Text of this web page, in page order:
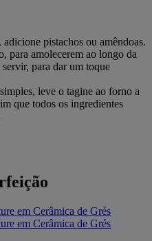
pistachos ou amêndoas.
para amolecerem ao longo da
para dar um toque
leve o tagine ao forno a
que todos os ingredientes